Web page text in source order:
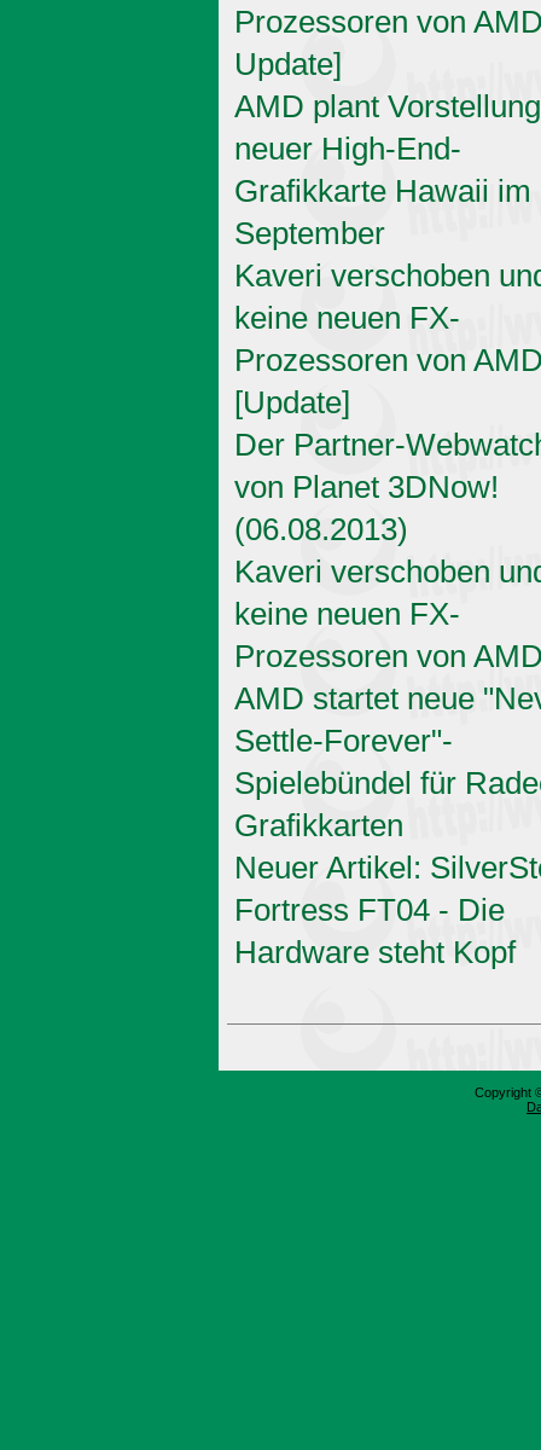
Prozessoren von
Update]
AMD plant Vorstellung
neuer High-End-
Grafikkarte Hawaii im
September
Kaveri verschoben
keine neuen FX-
Prozessoren von
[Update]
Der Partner-
von Planet 3DNow!
(06.08.2013)
Kaveri verschoben
keine neuen FX-
Prozessoren von
AMD startet neue
Settle-Forever"-
Spielebündel für
Grafikkarten
Neuer Artikel:
Fortress FT04 - Die
Hardware steht Kopf
Copyright